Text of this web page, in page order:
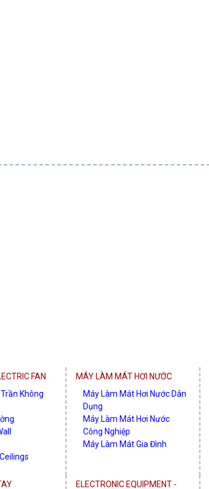
FAN
Không
MÁY LÀM MÁT HƠI NƯỚC
Máy Làm Mát Hơi Nước Dân
Dụng
Máy Làm Mát Hơi Nước
Công Nghiệp
Máy Làm Mát Gia Đình
ELECTRONIC EQUIPMENT -